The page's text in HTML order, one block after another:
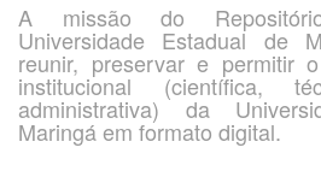
A missão do
Universidade Estadual de
reunir, preservar e permitir
institucional (científica,
administrativa) da
Maringá em formato digital.